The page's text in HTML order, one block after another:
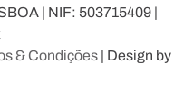
| NIF: 503715409 |
& Condições | Design by